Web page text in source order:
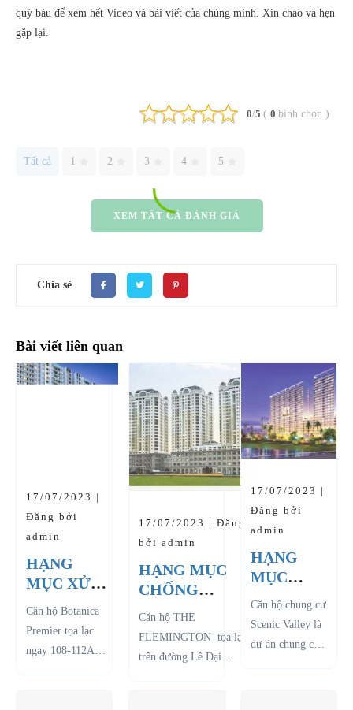
quý báu để xem hết Video và bài viết của chúng mình. Xin chào và hẹn
gặp lại.
0/5 ( 0 bình chọn )
Tất cả 1 2 3 4 5
XEM TẤT CẢ ĐÁNH GIÁ
Chia sẻ
Bài viết liên quan
17/07/2023 |
Đăng bởi
admin
HẠNG
MỤC XỬ
LÝ RÒ RỈ -
DỰ ÁN
BOTANICA
PREMIER
Căn hộ Botanica
Premier tọa lạc
ngay 108-112A-
17/07/2023 | Đăng
bởi admin
HẠNG MỤC
CHỐNG
THẤM SÀN
MÁI - DỰ ÁN
THE
FLEMINGTON
Căn hộ THE
FLEMINGTON tọa lạc
trên đường Lê Đại
17/07/2023 |
Đăng bởi
admin
HẠNG
MỤC
CHỐNG
THẤM -
DỰ ÁN
SCENIC
Căn hộ chung cư
Scenic Valley là
dự án chung cư